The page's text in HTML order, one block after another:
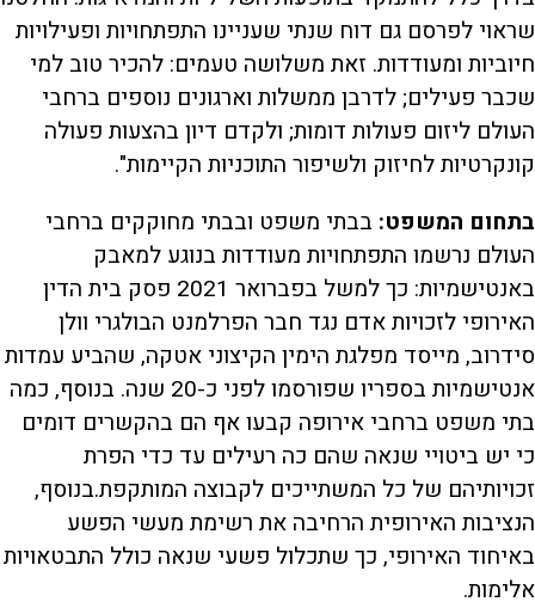
שראוי לפרסם גם דוח שנתי שעניינו התפתחויות ופעילויות
חיוביות ומעודדות. זאת משלושה טעמים: להכיר טוב למי
שכבר פעילים; לדרבן ממשלות וארגונים נוספים ברחבי
העולם ליזום פעולות דומות; ולקדם דיון בהצעות פעולה
קונקרטיות לחיזוק ולשיפור התוכניות הקיימות".
בתחום המשפט: בבתי משפט ובבתי מחוקקים ברחבי
העולם נרשמו התפתחויות מעודדות בנוגע למאבק
באנטישמיות: כך למשל בפברואר 2021 פסק בית הדין
האירופי לזכויות אדם נגד חבר הפרלמנט הבולגרי וולן
סידרוב, מייסד מפלגת הימין הקיצוני אטקה, שהביע עמדות
אנטישמיות בספריו שפורסמו לפני כ-20 שנה. בנוסף, כמה
בתי משפט ברחבי אירופה קבעו אף הם בהקשרים דומים
כי יש ביטויי שנאה שהם כה רעילים עד כדי הפרת
זכויותיהם של כל המשתייכים לקבוצה המותקפת.בנוסף,
הנציבות האירופית הרחיבה את רשימת מעשי הפשע
באיחוד האירופי, כך שתכלול פשעי שנאה כולל התבטאויות
אלימות.